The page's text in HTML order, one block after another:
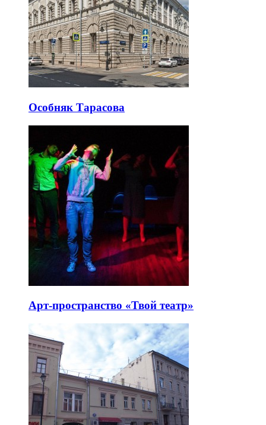
Особняк Тарасова
Арт-пространство «Твой театр»